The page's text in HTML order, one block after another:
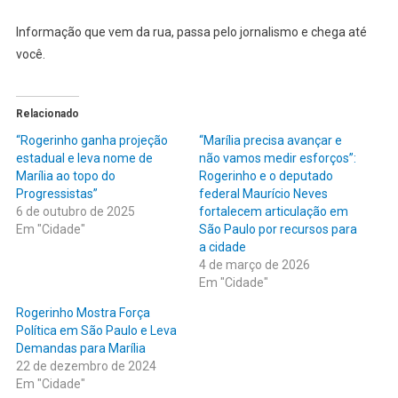
Informação que vem da rua, passa pelo jornalismo e chega até
você.
Relacionado
“Rogerinho ganha projeção
estadual e leva nome de
Marília ao topo do
Progressistas”
6 de outubro de 2025
Em "Cidade"
“Marília precisa avançar e
não vamos medir esforços”:
Rogerinho e o deputado
federal Maurício Neves
fortalecem articulação em
São Paulo por recursos para
a cidade
4 de março de 2026
Em "Cidade"
Rogerinho Mostra Força
Política em São Paulo e Leva
Demandas para Marília
22 de dezembro de 2024
Em "Cidade"